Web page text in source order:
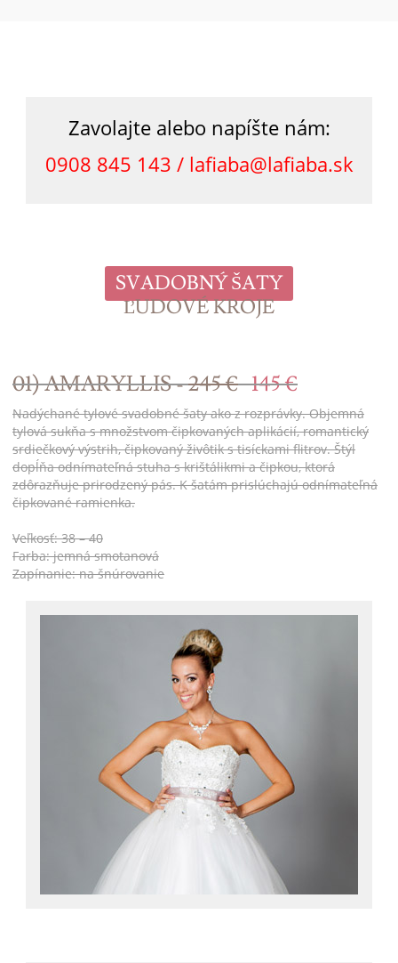
Zavolajte alebo napíšte nám:
0908 845 143 / lafiaba@lafiaba.sk
SVADOBNÝ ŠATY
ĽUDOVÉ KROJE
01) AMARYLLIS -245 € 145 €
Nadýchané tylové svadobné šaty ako z rozprávky. Objemná
tylová sukňa s množstvom čipkovaných aplikácií, romantický
srdiečkový výstrih, čipkovaný živôtik s tisíckami flitrov. Štýl
dopĺňa odnímateľná stuha s krištálikmi a čipkou, ktorá
zdôrazňuje prirodzený pás. K šatám prislúchajú odnímateľná
čipkované ramienka.
Veľkosť: 38 – 40
Farba: jemná smotanová
Zapínanie: na šnúrovanie